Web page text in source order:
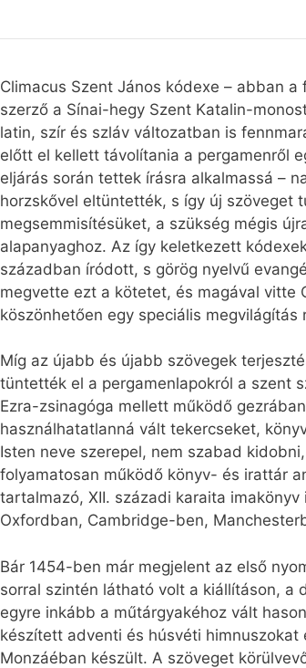
Climacus Szent János kódexe – abban
szerző a Sínai-hegy Szent Katalin-
latin, szír és szláv változatban is
előtt el kellett távolítania a pergamenről
eljárás során tettek írásra alkalmassá –
horzskővel eltüntették, s így új szöveget
megsemmisítésüket, a szükség mégis
alapanyaghoz. Az így keletkezett
században íródott, s görög nyelvű
megvette ezt a kötetet, és magával vitte
köszönhetően egy speciális
Míg az újabb és újabb szövegek
tüntették el a pergamenlapokról a szent
Ezra-zsinagóga mellett működő
használhatatlanná vált tekercseket,
Isten neve szerepel, nem szabad
folyamatosan működő könyv- és irattár
tartalmazó, XII. századi karaita
Oxfordban, Cambridge-ben,
Bár 1454-ben már megjelent az első
sorral szintén látható volt a kiállításon, a
egyre inkább a műtárgyakéhoz vált
készített adventi és húsvéti
Monzáéban készült. A szöveget